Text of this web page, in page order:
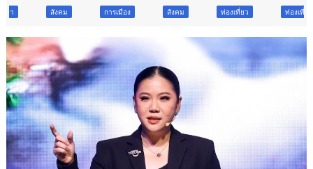
การเมือง สังคม ท่องเที่ยว